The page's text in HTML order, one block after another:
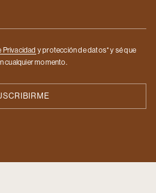
Privacidad y protección de datos* y sé que
cualquier momento.